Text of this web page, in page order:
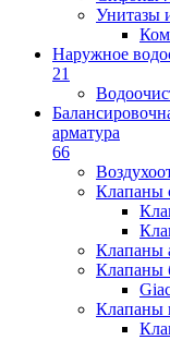
Унитазы
Наружное
21
арматура
66
Клапаны
Клапаны
Клапаны
Клапаны